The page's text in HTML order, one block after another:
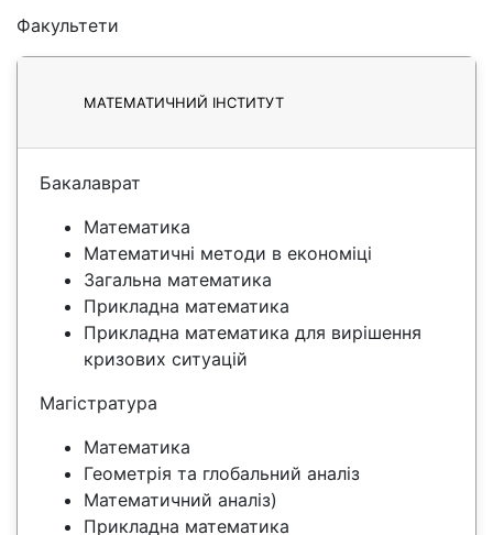
Факультети
МАТЕМАТИЧНИЙ ІНСТИТУТ
Бакалаврат
Математика
Математичні методи в економіці
Загальна математика
Прикладна математика
Прикладна математика для вирішення
кризових ситуацій
Магістратура
Математика
Геометрія та глобальний аналіз
Математичний аналіз)
Прикладна математика